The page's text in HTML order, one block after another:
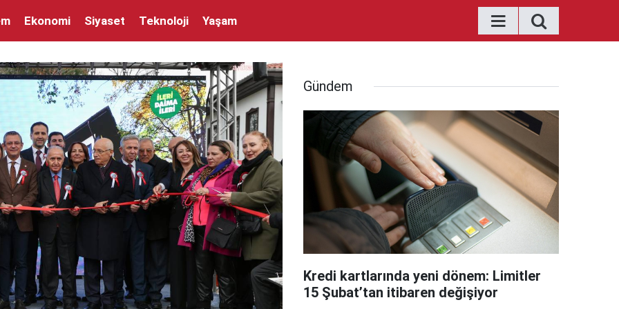
Ekonomi Siyaset Teknoloji Yaşam
Gündem
Kredi kartlarında yeni dönem: Limitler
15 Şubat’tan itibaren değişiyor